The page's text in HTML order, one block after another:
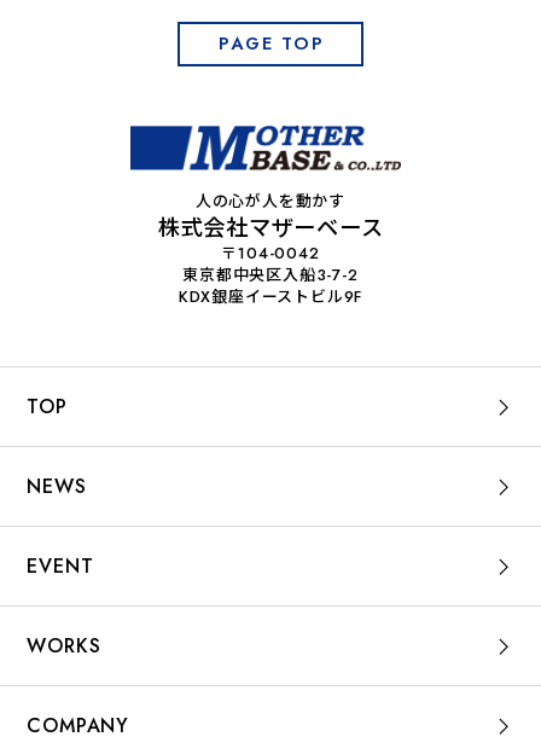
PAGE TOP
人の心が人を動かす
株式会社マザーベース
〒104-0042
東京都中央区入船3-7-2
KDX銀座イーストビル9F
TOP
NEWS
EVENT
WORKS
COMPANY